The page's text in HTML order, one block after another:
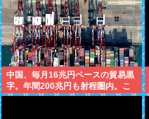
中国、毎月16兆円ペースの貿易黒
字。年間200兆円も射程圏内。こ
んなん持続不能だろ！